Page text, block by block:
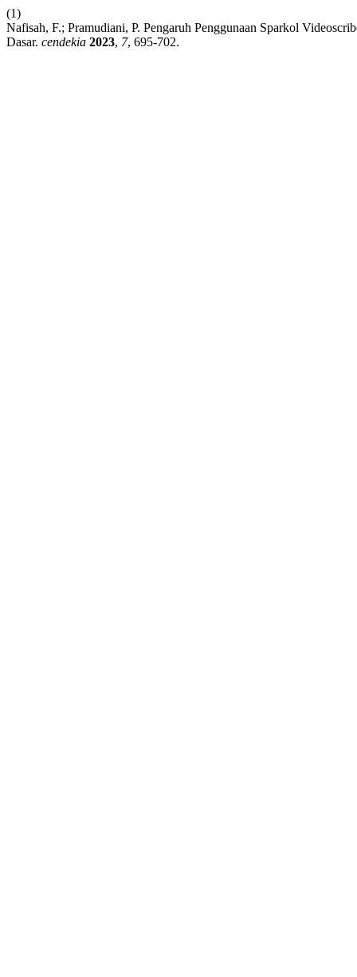
(1)
Nafisah, F.; Pramudiani, P. Pengaruh Penggunaan Sparkol
Dasar. cendekia 2023, 7, 695-702.